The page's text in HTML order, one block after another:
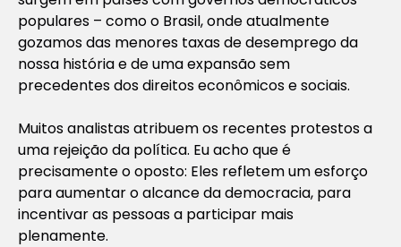
populares – como o Brasil, onde atualmente
gozamos das menores taxas de desemprego da
nossa história e de uma expansão sem
precedentes dos direitos econômicos e sociais.
Muitos analistas atribuem os recentes protestos a
uma rejeição da política. Eu acho que é
precisamente o oposto: Eles refletem um esforço
para aumentar o alcance da democracia, para
incentivar as pessoas a participar mais
plenamente.